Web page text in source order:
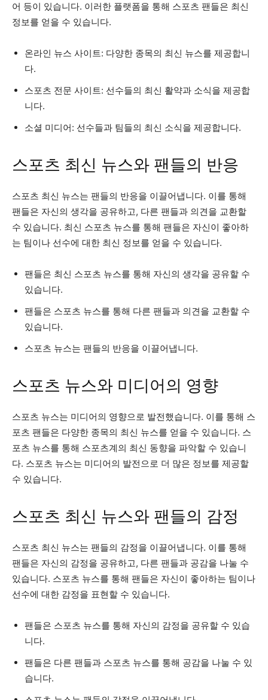
어 등이 있습니다. 이러한 플랫폼을 통해 스포츠 팬들은 최신
정보를 얻을 수 있습니다.
온라인 뉴스 사이트: 다양한 종목의 최신 뉴스를 제공합니
다.
스포츠 전문 사이트: 선수들의 최신 활약과 소식을 제공합
니다.
소셜 미디어: 선수들과 팀들의 최신 소식을 제공합니다.
스포츠 최신 뉴스와 팬들의 반응
스포츠 최신 뉴스는 팬들의 반응을 이끌어냅니다. 이를 통해
팬들은 자신의 생각을 공유하고, 다른 팬들과 의견을 교환할
수 있습니다. 최신 스포츠 뉴스를 통해 팬들은 자신이 좋아하
는 팀이나 선수에 대한 최신 정보를 얻을 수 있습니다.
팬들은 최신 스포츠 뉴스를 통해 자신의 생각을 공유할 수
있습니다.
팬들은 스포츠 뉴스를 통해 다른 팬들과 의견을 교환할 수
있습니다.
스포츠 뉴스는 팬들의 반응을 이끌어냅니다.
스포츠 뉴스와 미디어의 영향
스포츠 뉴스는 미디어의 영향으로 발전했습니다. 이를 통해 스
포츠 팬들은 다양한 종목의 최신 뉴스를 얻을 수 있습니다. 스
포츠 뉴스를 통해 스포츠계의 최신 동향을 파악할 수 있습니
다. 스포츠 뉴스는 미디어의 발전으로 더 많은 정보를 제공할
수 있습니다.
스포츠 최신 뉴스와 팬들의 감정
스포츠 최신 뉴스는 팬들의 감정을 이끌어냅니다. 이를 통해
팬들은 자신의 감정을 공유하고, 다른 팬들과 공감을 나눌 수
있습니다. 스포츠 뉴스를 통해 팬들은 자신이 좋아하는 팀이나
선수에 대한 감정을 표현할 수 있습니다.
팬들은 스포츠 뉴스를 통해 자신의 감정을 공유할 수 있습
니다.
팬들은 다른 팬들과 스포츠 뉴스를 통해 공감을 나눌 수 있
습니다.